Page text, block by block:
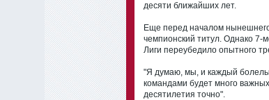
десяти ближайших лет.
Еще перед началом нынешнего
чемпионский титул. Однако 7-
Лиги переубедило опытного
"Я думаю, мы, и каждый
командами будет много
десятилетия точно".